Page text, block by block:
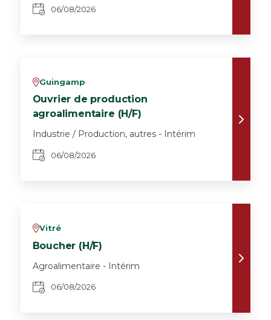
06/08/2026
vGuingamp
Ouvrier de production
agroalimentaire (H/F)
Industrie / Production, autres - Intérim
06/08/2026
vVitré
Boucher (H/F)
Agroalimentaire - Intérim
06/08/2026